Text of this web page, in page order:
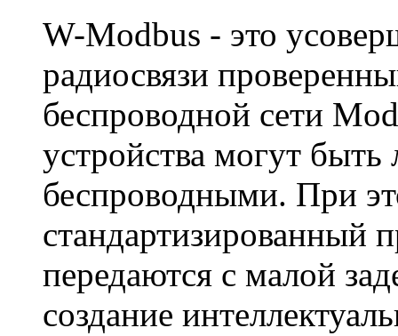
W-Modbus - это
радиосвязи
беспроводной сети
устройства могут быть
беспроводными. При
стандартизированный
передаются с малой
создание